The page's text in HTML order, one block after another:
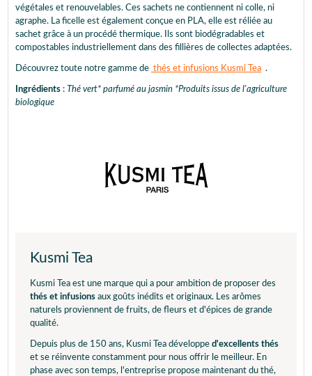
végétales et renouvelables. Ces sachets ne contiennent ni colle, ni
agraphe. La ficelle est également conçue en PLA, elle est réliée au
sachet grâce à un procédé thermique. Ils sont biodégradables et
compostables industriellement dans des fillières de collectes adaptées.
Découvrez toute notre gamme de thés et infusions Kusmi Tea .
Ingrédients : Thé vert* parfumé au jasmin *Produits issus de l'agriculture
biologique
Kusmi Tea
Kusmi Tea est une marque qui a pour ambition de proposer des
thés et infusions aux goûts inédits et originaux. Les arômes
naturels proviennent de fruits, de fleurs et d'épices de grande
qualité.
Depuis plus de 150 ans, Kusmi Tea développe d'excellents thés
et se réinvente constamment pour nous offrir le meilleur. En
phase avec son temps, l'entreprise propose maintenant du thé,